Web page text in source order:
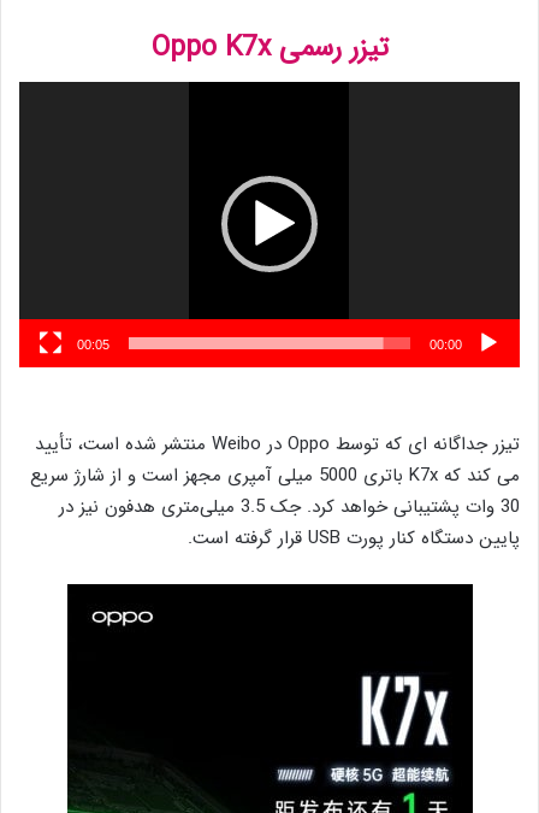
تیزر رسمی Oppo K7x
00:00
00:05
تیزر جداگانه ای که توسط Oppo در Weibo منتشر شده است، تأیید
می کند که K7x باتری 5000 میلی آمپری مجهز است و از شارژ سریع
30 وات پشتیبانی خواهد کرد. جک 3.5 میلی‌متری هدفون نیز در
پایین دستگاه کنار پورت USB قرار گرفته است.